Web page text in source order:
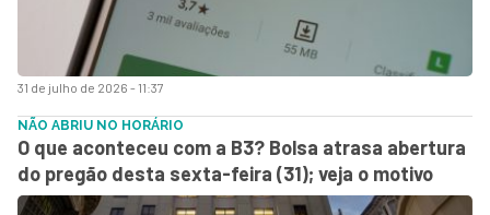
31 de julho de 2026 - 11:37
NÃO ABRIU NO HORÁRIO
O que aconteceu com a B3? Bolsa atrasa abertura
do pregão desta sexta-feira (31); veja o motivo